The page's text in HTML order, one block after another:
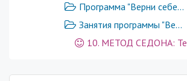
Программа "Верни себе крылья"
Занятия программы "Верни себе крылья"
10. МЕТОД СЕДОНА: Техника ускоренного проживания эмоций